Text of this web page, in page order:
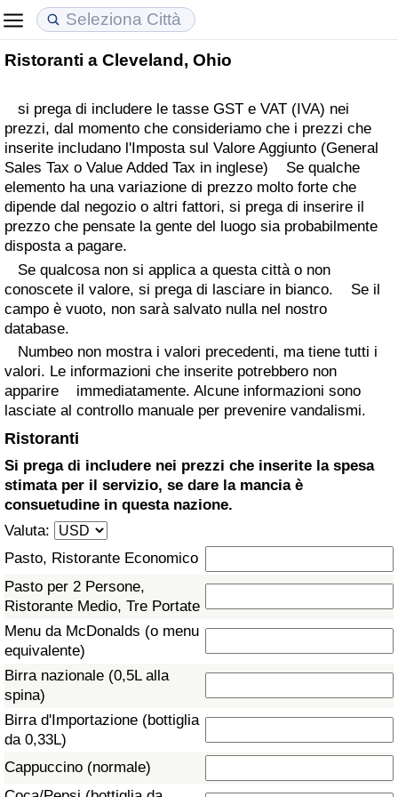
Ristoranti a Cleveland, Ohio
si prega di includere le tasse GST e VAT (IVA) nei
prezzi, dal momento che consideriamo che i prezzi che
inserite includano l'Imposta sul Valore Aggiunto (General
Sales Tax o Value Added Tax in inglese) Se qualche
elemento ha una variazione di prezzo molto forte che
dipende dal negozio o altri fattori, si prega di inserire il
prezzo che pensate la gente del luogo sia probabilmente
disposta a pagare.
Se qualcosa non si applica a questa città o non
conoscete il valore, si prega di lasciare in bianco. Se il
campo è vuoto, non sarà salvato nulla nel nostro
database.
Numbeo non mostra i valori precedenti, ma tiene tutti i
valori. Le informazioni che inserite potrebbero non
apparire immediatamente. Alcune informazioni sono
lasciate al controllo manuale per prevenire vandalismi.
Ristoranti
Si prega di includere nei prezzi che inserite la spesa
stimata per il servizio, se dare la mancia è
consuetudine in questa nazione.
Valuta:
Pasto, Ristorante Economico
Pasto per 2 Persone,
Ristorante Medio, Tre Portate
Menu da McDonalds (o menu
equivalente)
Birra nazionale (0,5L alla
spina)
Birra d'Importazione (bottiglia
da 0,33L)
Cappuccino (normale)
Costo della vita
Indice Del Costo Della Vita (corrente)
Indice Del Costo Della Vita
Indice del Costo della Vita per Nazione
ad Aqaba
Prezzi degli immobili
Indice del Prezzo delle Case (Corrente)
Indice del Prezzo delle Case
Indice del Prezzo delle Case per Nazione
Qualità della Vita
Indice della Qualità della Vita
Indice della Qualità della Vita (Corrente)
Indice della qualità della vita per Paese
Criminalità
Indice del Tasso di Criminalità (Corrente)
Indice della Criminalità
Indice di criminalità per paese
Assistenza Sanitaria
Indice dell’Assistenza Sanitaria (Corrente)
Indice dell’Assistenza Sanitaria
Indice dell’Assistenza Sanitaria per
Nazione
Inquinamento
Indice dell’Inquinamento (Corrente)
Indice di inquinamento
Indice dell’Inquinamento per Nazione